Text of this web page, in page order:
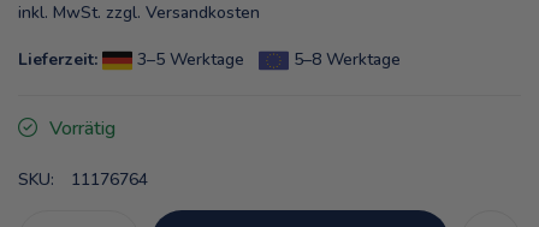
inkl. MwSt. zzgl. Versandkosten
Lieferzeit: 3–5 Werktage 5–8 Werktage
Vorrätig
SKU: 11176764